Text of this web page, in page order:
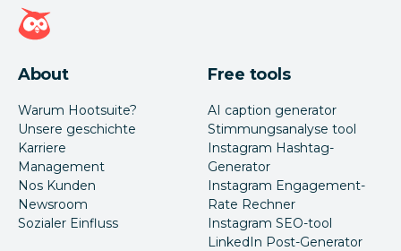
Hootsuite Homepage
About
Warum Hootsuite?
Unsere geschichte
Karriere
Management
Nos Kunden
Newsroom
Sozialer Einfluss
Free tools
AI caption generator
Stimmungsanalyse tool
Instagram Hashtag-
Generator
Instagram Engagement-
Rate Rechner
Instagram SEO-tool
LinkedIn Post-Generator